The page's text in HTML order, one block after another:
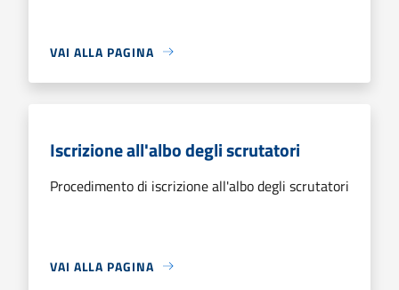
VAI ALLA PAGINA
Iscrizione all'albo degli scrutatori
Procedimento di iscrizione all'albo degli scrutatori
VAI ALLA PAGINA